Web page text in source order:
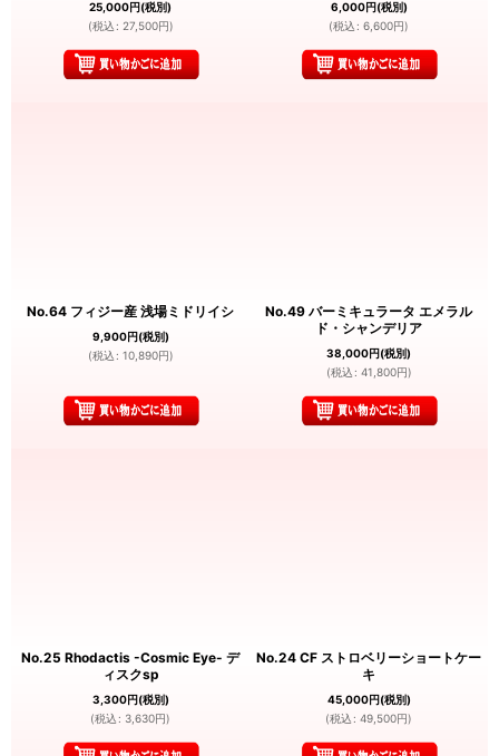
25,000円(税別)
(税込 : 27,500円)
6,000円(税別)
(税込 : 6,600円)
No.64 フィジー産 浅場ミドリイシ
9,900円(税別)
(税込 : 10,890円)
No.49 バーミキュラータ エメラル
ド・シャンデリア
38,000円(税別)
(税込 : 41,800円)
No.25 Rhodactis -Cosmic Eye- デ
ィスクsp
3,300円(税別)
(税込 : 3,630円)
No.24 CF ストロベリーショートケー
キ
45,000円(税別)
(税込 : 49,500円)